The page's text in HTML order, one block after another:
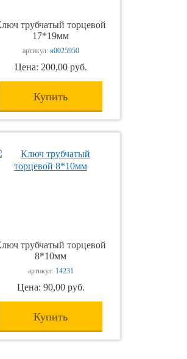
трубчатый торцевой
17*19мм
артикул: я0025950
Цена: 200,00 руб.
Купить
трубчатый торцевой
8*10мм
артикул: 14231
Цена: 90,00 руб.
Купить